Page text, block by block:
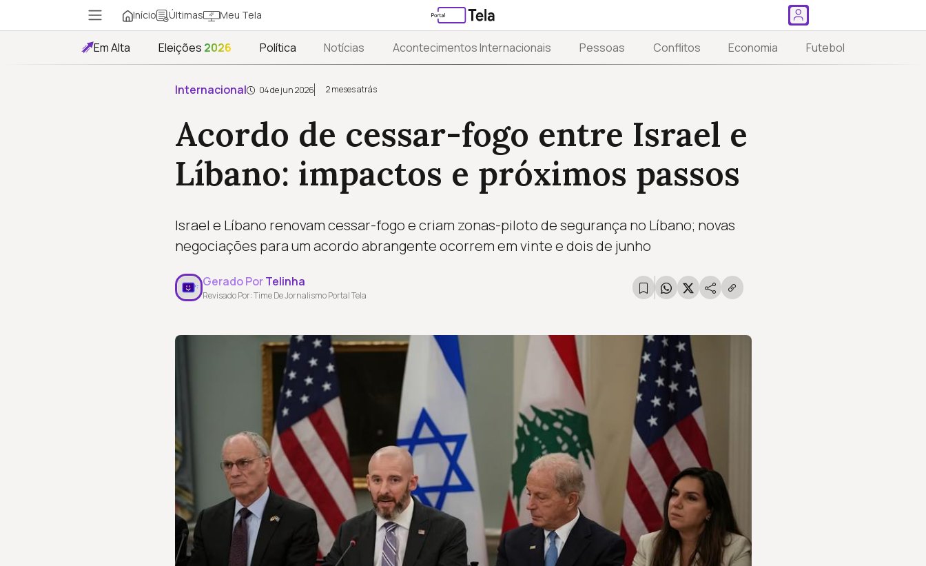
Início Últimas Meu Tela
Em Alta Eleições 2026 Política Notícias Acontecimentos Internacionais Pessoas Conflitos Economia Futebol
Internacional 04 de jun 2026 2 meses atrás
Acordo de cessar-fogo entre Israel e
Líbano: impactos e próximos passos
Israel e Líbano renovam cessar-fogo e criam zonas-piloto de segurança no Líbano; novas
negociações para um acordo abrangente ocorrem em vinte e dois de junho
Gerado PorTelinha
Revisado Por: Time De Jornalismo Portal Tela